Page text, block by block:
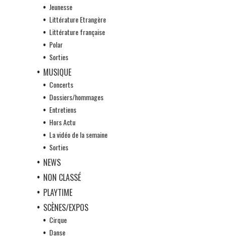
Jeunesse
Littérature Etrangère
Littérature française
Polar
Sorties
MUSIQUE
Concerts
Dossiers/hommages
Entretiens
Hors Actu
La vidéo de la semaine
Sorties
NEWS
NON CLASSÉ
PLAYTIME
SCÈNES/EXPOS
Cirque
Danse